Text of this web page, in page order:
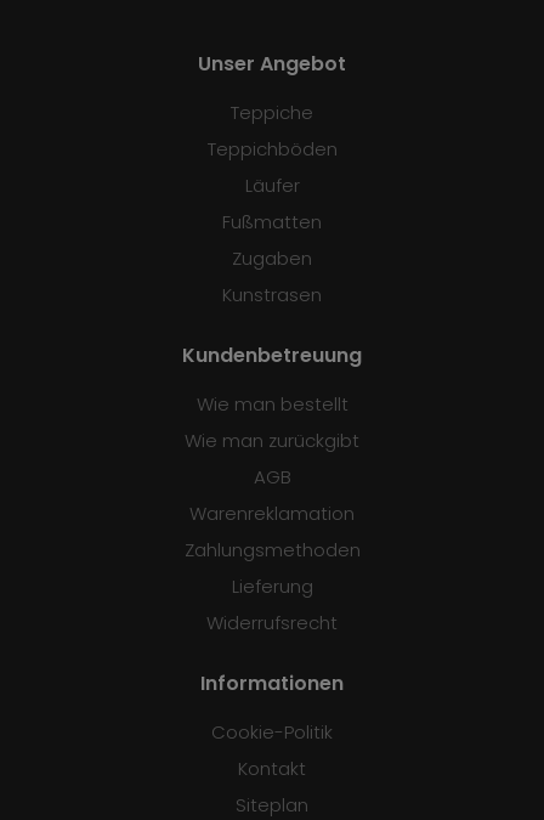
Unser Angebot
Teppiche
Teppichböden
Läufer
Fußmatten
Zugaben
Kunstrasen
Kundenbetreuung
Wie man bestellt
Wie man zurückgibt
AGB
Warenreklamation
Zahlungsmethoden
Lieferung
Widerrufsrecht
Informationen
Cookie-Politik
Kontakt
Siteplan